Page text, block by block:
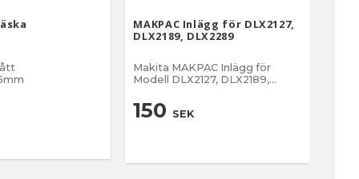
MAKPAC Inlägg för DLX2127,
DLX2189, DLX2289
Makita MAKPAC Inlägg för
Modell DLX2127, DLX2189,
150 SEK